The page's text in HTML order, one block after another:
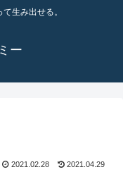
生み出せる。
ー
2021.02.28 2021.04.29